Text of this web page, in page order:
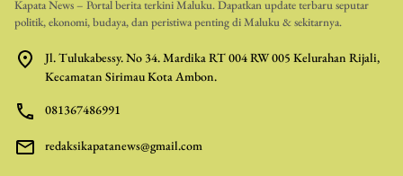
Kapata News – Portal berita terkini Maluku. Dapatkan update terbaru seputar
politik, ekonomi, budaya, dan peristiwa penting di Maluku & sekitarnya.
Jl. Tulukabessy. No 34. Mardika RT 004 RW 005 Kelurahan Rijali,
Kecamatan Sirimau Kota Ambon.
081367486991
redaksikapatanews@gmail.com